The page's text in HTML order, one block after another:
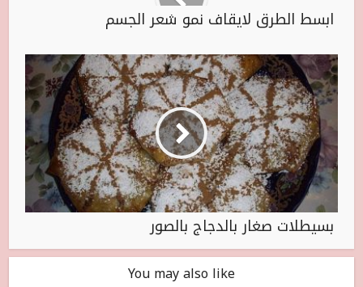
ابسط الطرق لايقاف نمو شعر الجسم
بسيطلات صغار بالدجاج بالصور
You may also like